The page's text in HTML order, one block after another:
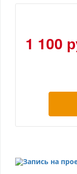
1 100